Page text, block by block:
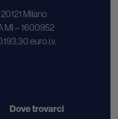
Milano
MI – 1600952
euro i.v.
Dove trovarci